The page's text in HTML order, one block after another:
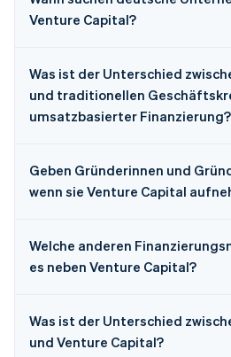
Venture Capital?
Was ist der Unterschied
und traditionellen
umsatzbasierter Finanzierung?
Geben Gründerinnen und
wenn sie Venture Capital
Welche anderen
es neben Venture Capital?
Was ist der Unterschied
und Venture Capital?